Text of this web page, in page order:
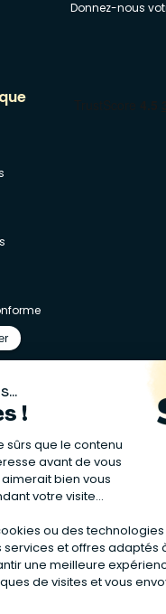
Donnez-nous
bio⋅ Lits bébés en bois⋅
alimentaire naturel